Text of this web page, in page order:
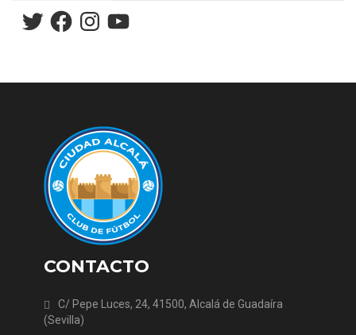
TwitterFacebookInstagramYouTube
CONTACTO
C/ Pepe Luces, 24, 41500, Alcalá de Guadaíra
(Sevilla)